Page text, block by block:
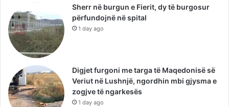
Sherr në burgun e Fierit, dy të burgosur
përfundojnë në spital
1 day ago
Digjet furgoni me targa të Maqedonisë së
Veriut në Lushnjë, ngordhin mbi gjysma e
zogjve të ngarkesës
1 day ago